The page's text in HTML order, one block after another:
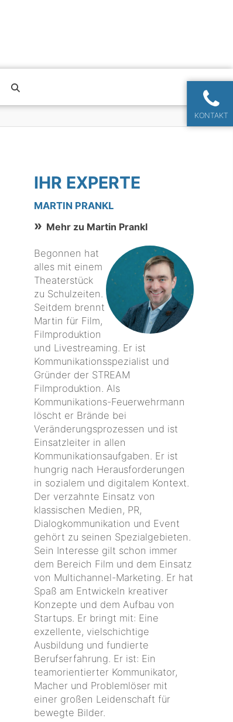
KONTAKT
IHR EXPERTE
MARTIN PRANKL
Mehr zu Martin Prankl
Begonnen hat
alles mit einem
Theaterstück
zu Schulzeiten.
Seitdem brennt
Martin für Film,
Filmproduktion
und Livestreaming. Er ist
Kommunikationsspezialist und
Gründer der STREAM
Filmproduktion. Als
Kommunikations-Feuerwehrmann
löscht er Brände bei
Veränderungsprozessen und ist
Einsatzleiter in allen
Kommunikationsaufgaben. Er ist
hungrig nach Herausforderungen
in sozialem und digitalem Kontext.
Der verzahnte Einsatz von
klassischen Medien, PR,
Dialogkommunikation und Event
gehört zu seinen Spezialgebieten.
Sein Interesse gilt schon immer
dem Bereich Film und dem Einsatz
von Multichannel-Marketing. Er hat
Spaß am Entwickeln kreativer
Konzepte und dem Aufbau von
Startups. Er bringt mit: Eine
exzellente, vielschichtige
Ausbildung und fundierte
Berufserfahrung. Er ist: Ein
teamorientierter Kommunikator,
Macher und Problemlöser mit
einer großen Leidenschaft für
bewegte Bilder.